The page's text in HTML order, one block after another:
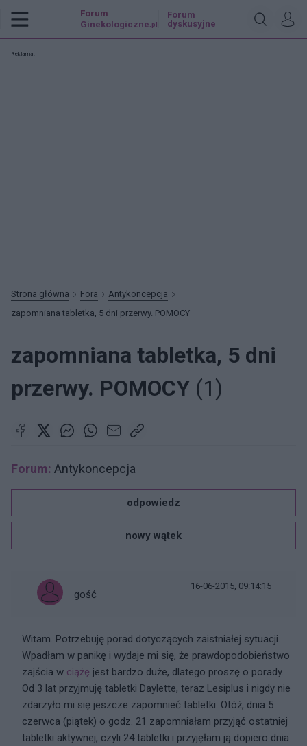
Forum
Ginekologiczne .pl
Forum
dyskusyjne
Reklama:
Strona główna Fora
Antykoncepcja
zapomniana tabletka, 5 dni przerwy. POMOCY
zapomniana tabletka, 5 dni
przerwy. POMOCY (1)
Forum: Antykoncepcja
odpowiedz
nowy wątek
gość
16-06-2015, 09:14:15
Witam. Potrzebuję porad dotyczących zaistniałej sytuacji.
Wpadłam w panikę i wydaje mi się, że prawdopodobieństwo
zajścia w ciążę jest bardzo duże, dlatego proszę o porady.
Od 3 lat przyjmuję tabletki Daylette, teraz Lesiplus i nigdy nie
zdarzyło mi się jeszcze zapomnieć tabletki. Otóż, dnia 5
czerwca (piątek) o godz. 21 zapomniałam przyjąć ostatniej
tabletki aktywnej, czyli 24 tabletki i przyjęłam ją dopiero dnia